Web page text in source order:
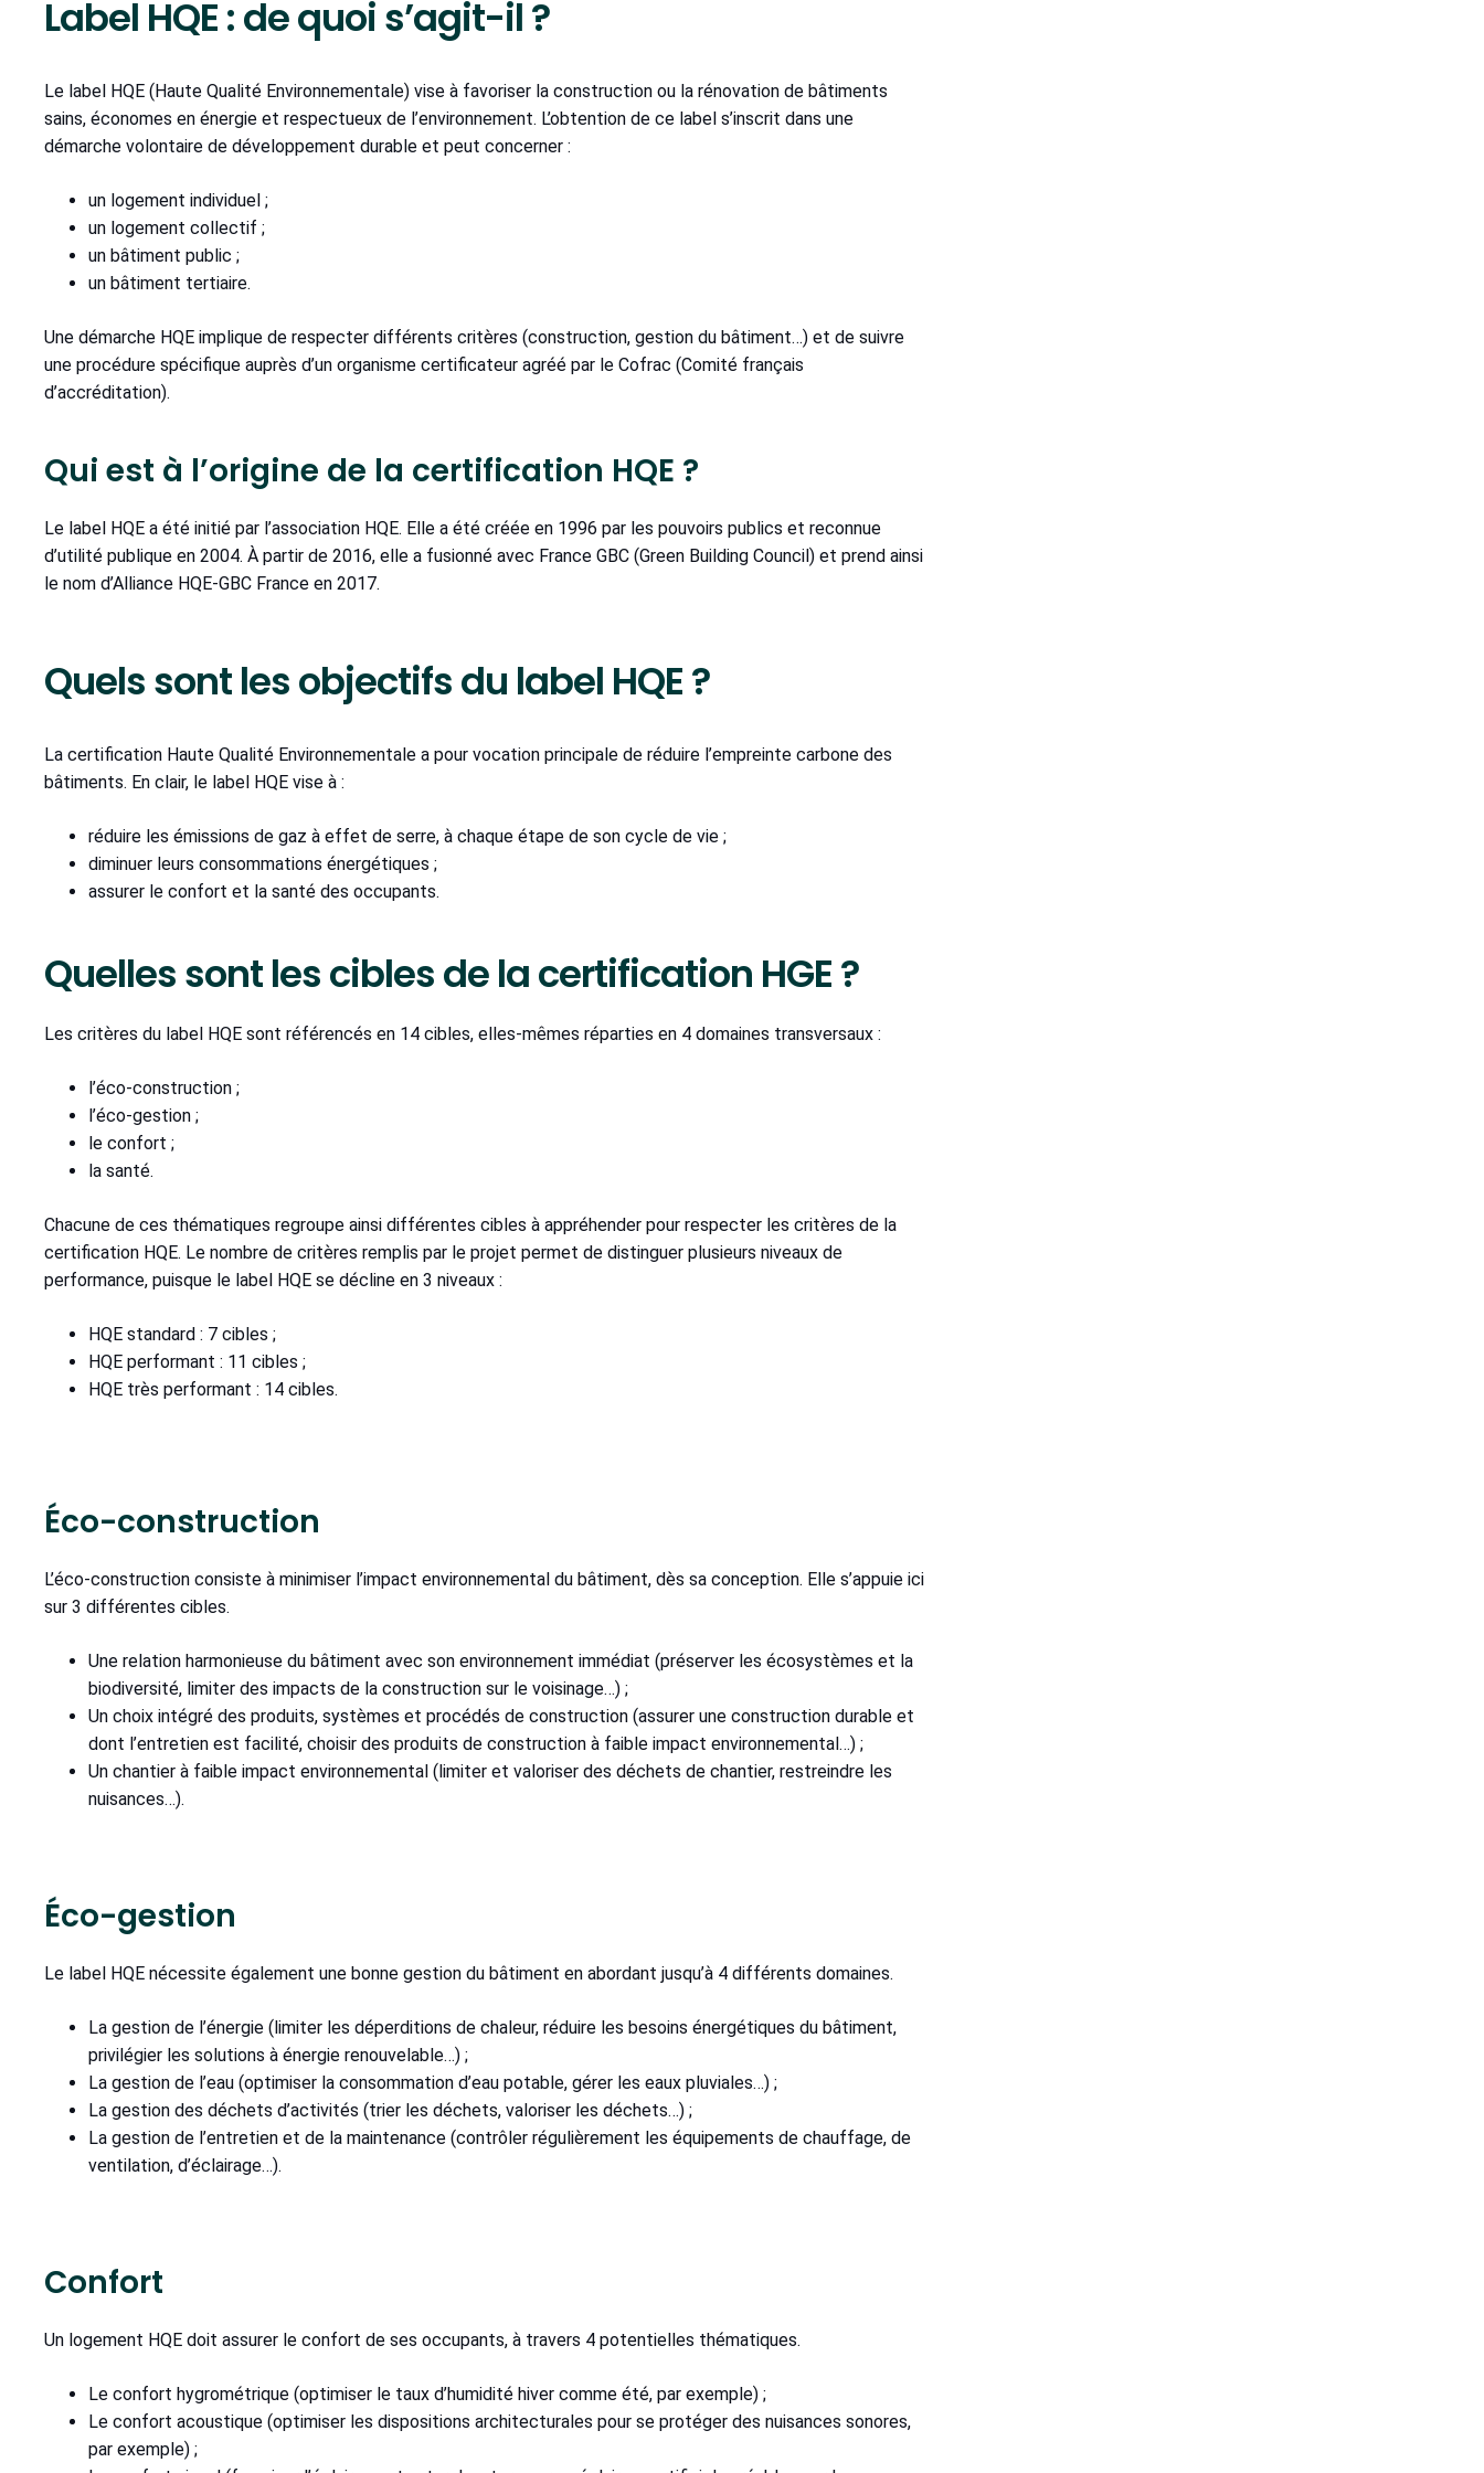
Label HQE : de quoi s’agit-il ?
Le label HQE (Haute Qualité Environnementale) vise à favoriser la construction ou la rénovation de bâtiments
sains, économes en énergie et respectueux de l’environnement. L’obtention de ce label s’inscrit dans une
démarche volontaire de développement durable et peut concerner :
un logement individuel ;
un logement collectif ;
un bâtiment public ;
un bâtiment tertiaire.
Une démarche HQE implique de respecter différents critères (construction, gestion du bâtiment…) et de suivre
une procédure spécifique auprès d’un organisme certificateur agréé par le Cofrac (Comité français
d’accréditation).
Qui est à l’origine de la certification HQE ?
Le label HQE a été initié par l’association HQE. Elle a été créée en 1996 par les pouvoirs publics et reconnue
d’utilité publique en 2004. À partir de 2016, elle a fusionné avec France GBC (Green Building Council) et prend ainsi
le nom d’Alliance HQE-GBC France en 2017.
Quels sont les objectifs du label HQE ?
La certification Haute Qualité Environnementale a pour vocation principale de réduire l’empreinte carbone des
bâtiments. En clair, le label HQE vise à :
réduire les émissions de gaz à effet de serre, à chaque étape de son cycle de vie ;
diminuer leurs consommations énergétiques ;
assurer le confort et la santé des occupants.
Quelles sont les cibles de la certification HGE ?
Les critères du label HQE sont référencés en 14 cibles, elles-mêmes réparties en 4 domaines transversaux :
l’éco-construction ;
l’éco-gestion ;
le confort ;
la santé.
Chacune de ces thématiques regroupe ainsi différentes cibles à appréhender pour respecter les critères de la
certification HQE. Le nombre de critères remplis par le projet permet de distinguer plusieurs niveaux de
performance, puisque le label HQE se décline en 3 niveaux :
HQE standard : 7 cibles ;
HQE performant : 11 cibles ;
HQE très performant : 14 cibles.
Éco-construction
L’éco-construction consiste à minimiser l’impact environnemental du bâtiment, dès sa conception. Elle s’appuie ici
sur 3 différentes cibles.
Une relation harmonieuse du bâtiment avec son environnement immédiat (préserver les écosystèmes et la
biodiversité, limiter des impacts de la construction sur le voisinage…) ;
Un choix intégré des produits, systèmes et procédés de construction (assurer une construction durable et
dont l’entretien est facilité, choisir des produits de construction à faible impact environnemental…) ;
Un chantier à faible impact environnemental (limiter et valoriser des déchets de chantier, restreindre les
nuisances…).
Éco-gestion
Le label HQE nécessite également une bonne gestion du bâtiment en abordant jusqu’à 4 différents domaines.
La gestion de l’énergie (limiter les déperditions de chaleur, réduire les besoins énergétiques du bâtiment,
privilégier les solutions à énergie renouvelable…) ;
La gestion de l’eau (optimiser la consommation d’eau potable, gérer les eaux pluviales…) ;
La gestion des déchets d’activités (trier les déchets, valoriser les déchets…) ;
La gestion de l’entretien et de la maintenance (contrôler régulièrement les équipements de chauffage, de
ventilation, d’éclairage…).
Confort
Un logement HQE doit assurer le confort de ses occupants, à travers 4 potentielles thématiques.
Le confort hygrométrique (optimiser le taux d’humidité hiver comme été, par exemple) ;
Le confort acoustique (optimiser les dispositions architecturales pour se protéger des nuisances sonores,
par exemple) ;